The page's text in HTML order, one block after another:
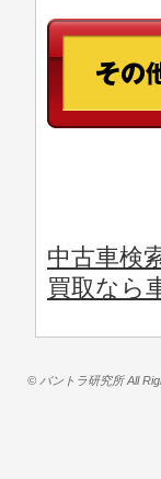
中古車検
買取なら
© バントラ研究所 All